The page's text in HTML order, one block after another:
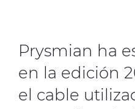
Media
Buscador Dop
People & Careers
Prysmian ha
en la edición
el cable